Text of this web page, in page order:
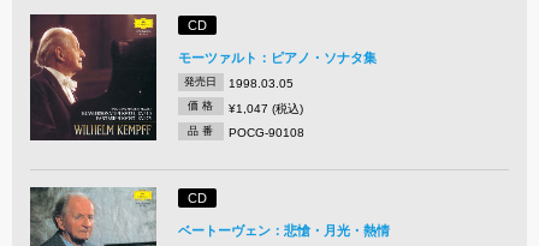
CD
モーツァルト：ピアノ・ソナタ集
発売日 1998.03.05
価 格 ¥1,047 (税込)
品 番 POCG-90108
CD
ベートーヴェン：悲愴・月光・熱情